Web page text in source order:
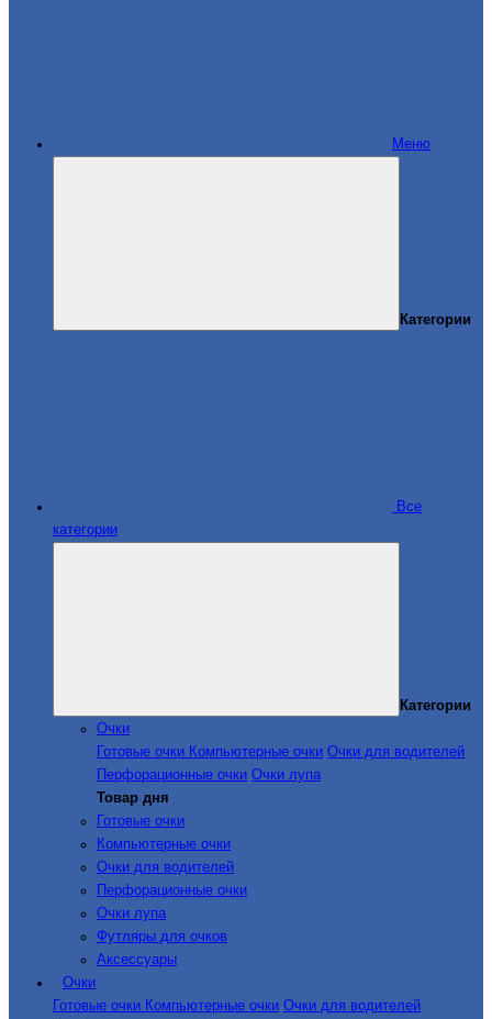
Меню
Категории
Все
категории
Категории
Очки
Готовые очки Компьютерные очки Очки для водителей
Перфорационные очки Очки лупа
Товар дня
Готовые очки
Компьютерные очки
Очки для водителей
Перфорационные очки
Очки лупа
Футляры для очков
Аксессуары
Очки
Готовые очки Компьютерные очки Очки для водителей